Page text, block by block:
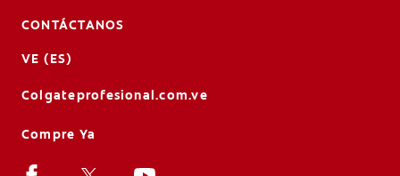
CONTÁCTANOS
VE (ES)
Colgateprofesional.com.ve
Compre Ya